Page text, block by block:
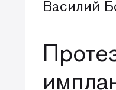
Василий